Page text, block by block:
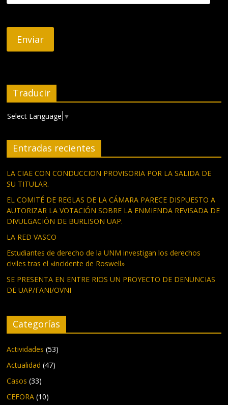
Traducir
Select Language ▼
Entradas recientes
LA CIAE CON CONDUCCION PROVISORIA POR LA SALIDA DE
SU TITULAR.
EL COMITÉ DE REGLAS DE LA CÁMARA PARECE DISPUESTO A
AUTORIZAR LA VOTACIÓN SOBRE LA ENMIENDA REVISADA DE
DIVULGACIÓN DE BURLISON UAP.
LA RED VASCO
Estudiantes de derecho de la UNM investigan los derechos
civiles tras el «incidente de Roswell»
SE PRESENTA EN ENTRE RIOS UN PROYECTO DE DENUNCIAS
DE UAP/FANI/OVNI
Categorías
Actividades (53)
Actualidad (47)
Casos (33)
CEFORA (10)